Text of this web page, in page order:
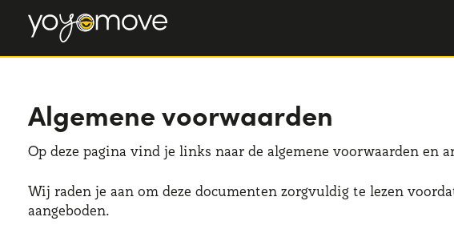
Algemene voorwaarden
Op deze pagina vind je links naar de algemene voorwaarden
Wij raden je aan om deze documenten zorgvuldig te lezen
aangeboden.